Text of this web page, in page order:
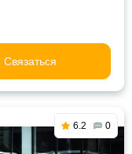
Связаться
6.2 0